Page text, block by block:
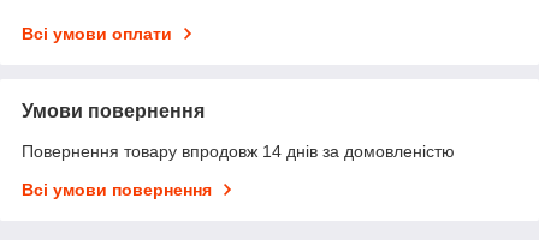
Всі умови оплати
Умови повернення
Повернення товару впродовж 14 днів за домовленістю
Всі умови повернення